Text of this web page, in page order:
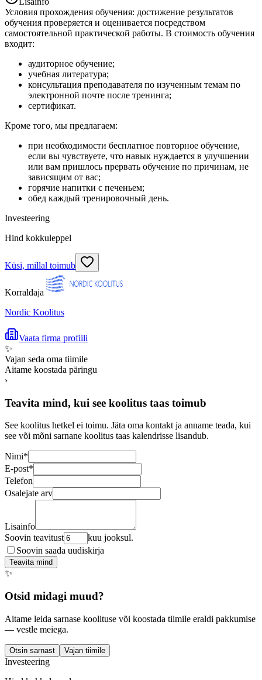
Условия прохождения обучения: достижение результатов
обучения проверяется и оценивается посредством
самостоятельной практической работы. В стоимость обучения
входит:
аудиторное обучение;
учебная литература;
консультация преподавателя по изученным темам по
электронной почте после тренинга;
сертификат.
Кроме того, мы предлагаем:
при необходимости бесплатное повторное обучение,
если вы чувствуете, что навык нуждается в улучшении
или вам пришлось прервать обучение по причинам, не
зависящим от вас;
горячие напитки с печеньем;
обед каждый тренировочный день.
Investeering
Hind kokkuleppel
Küsi, millal toimub
Korraldaja
Nordic Koolitus
Vaata firma profiili
✨
Vajan seda oma tiimile
Aitame koostada päringu
›
Teavita mind, kui see koolitus taas toimub
See koolitus hetkel ei toimu. Jäta oma kontakt ja anname teada, kui
see või mõni sarnane koolitus taas kalendrisse lisandub.
Nimi*
E-post*
Telefon
Osalejate arv
Lisainfo
Soovin teavitust
kuu jooksul.
Soovin saada uudiskirja
Teavita mind
✨
Otsid midagi muud?
Aitame leida sarnase koolituse või koostada tiimile eraldi pakkumise
— vestle meiega.
Otsin sarnast Vajan tiimile
Investeering